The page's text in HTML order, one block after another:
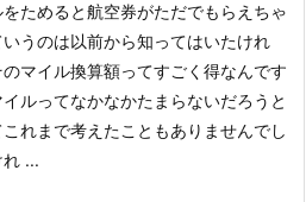
をためると航空券がただでもらえちゃ
いうのは以前から知ってはいたけれ
のマイル換算額ってすごく得なんです
イルってなかなかたまらないだろうと
これまで考えたこともありませんでし
れ ...